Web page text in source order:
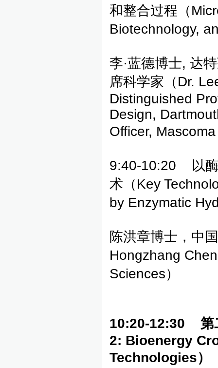
和整合过程（
Biotechnology,
李·蓝德博士, 达
席科学家（Dr.
Distinguished
Design,
Officer,
9:40-10:20 以酶
术（Key
by Enzymatic
陈洪章博士，中
Hongzhang
Sciences）
10:20-12:30 第
2: Bioenergy
Technologies）